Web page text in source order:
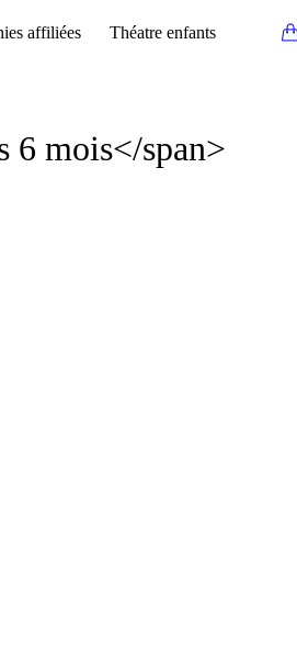
affiliées Théatre enfants
6 mois</span>